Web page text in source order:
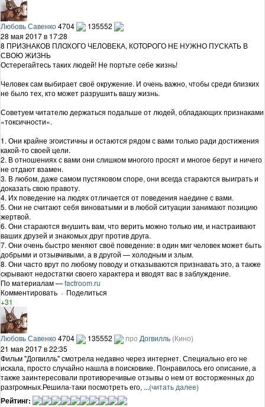
Любовь Савенко4704
135552
28 мая 2017 в 17:28
8 ПРИЗНАКОВ ПЛОХОГО ЧЕЛОВЕКА, КОТОРОГО НЕ НУЖНО ПУСКАТЬ В
СВОЮ ЖИЗНЬ
Остерегайтесь таких людей! Не портьте себе жизнь!
Человек сам выбирает своё окружение. И очень важно, чтобы среди близких
не было тех, кто может разрушить вашу жизнь.
Советуем читателю держаться подальше от людей, обладающих признаками
«токсичности».
1. Они крайне эгоистичны и остаются рядом с вами только ради достижения
какой-то своей цели.
2. В отношениях с вами они слишком многого просят и многое берут и ничего
не отдают взамен.
3. В любом, даже самом пустяковом споре, они всегда стараются выиграть и
доказать свою правоту.
4. Их поведение на людях отличается от поведения наедине с вами.
5. Они не считают себя виноватыми и в любой ситуации занимают позицию
жертвой.
6. Они стараются внушить вам, что верить можно только им, и настраивают
ваших друзей и знакомых друг против друга.
7. Они очень быстро меняют своё поведение: в один миг человек может быть
добрыми и отзывчивыми, а в другой — холодным и злым.
8. Они часто врут по любому поводу и отказываются признавать это, а также
скрывают недостатки своего характера и вводят вас в заблуждение.
По материалам —factroom.ru
Комментировать · Поделиться
+31
Любовь Савенко4704 135552 про Догвилль (Кино)
21 мая 2017 в 22:35
Фильм "Догвилль" смотрела недавно через интернет. Специально его не
искала, просто случайно нашла в поисковике. Понравилось его описание, а
также заинтересовали противоречивые отзывы о нем от восторженных до
разгромных.Решила-таки посмотреть его, ...(читать далее)
Рейтинг: